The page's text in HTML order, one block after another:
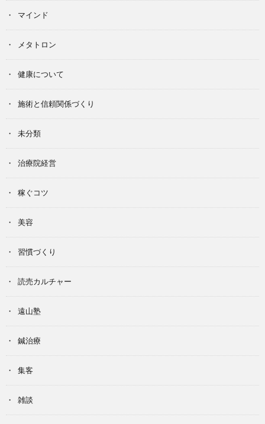
マインド
メタトロン
健康について
施術と信頼関係づくり
未分類
治療院経営
稼ぐコツ
美容
習慣づくり
読売カルチャー
遠山塾
鍼治療
集客
雑談